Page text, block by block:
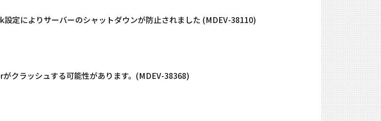
によりサーバーのシャットダウンが防止されました (MDEV-38110)
クラッシュする可能性があります。(MDEV-38368)